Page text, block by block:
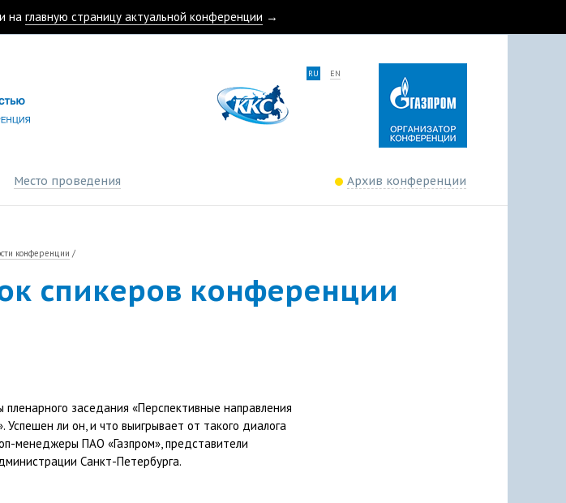
на главную страницу актуальной конференции →
RU EN
Место проведения Архив конференции
конференции /
спикеров конференции
заседания «Перспективные направления
Успешен ли он, и что выигрывает от такого диалога
менеджеры ПАО «Газпром», представители
Санкт-Петербурга.